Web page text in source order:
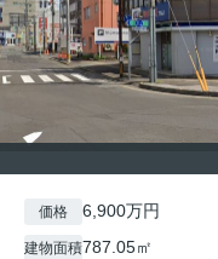
価格 6,900万円
建物面積787.05㎡